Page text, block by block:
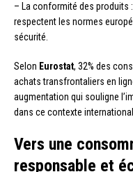
– La conformité des produits
respectent les normes
sécurité.
Selon Eurostat, 32% des
achats transfrontaliers en
augmentation qui souligne
dans ce contexte
Vers une
responsable et